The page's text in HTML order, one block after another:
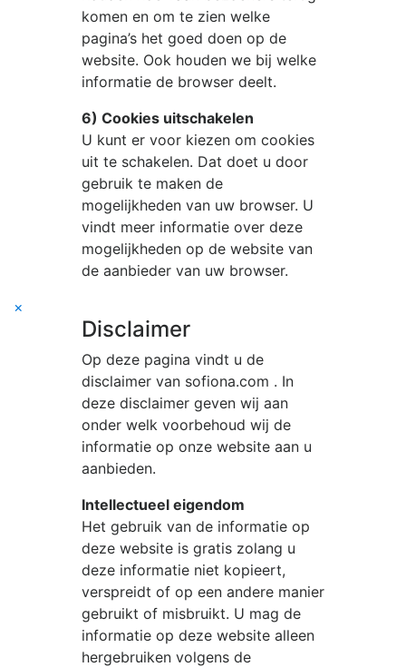
komen en om te zien welke
pagina’s het goed doen op de
website. Ook houden we bij welke
informatie de browser deelt.
6) Cookies uitschakelen
U kunt er voor kiezen om cookies
uit te schakelen. Dat doet u door
gebruik te maken de
mogelijkheden van uw browser. U
vindt meer informatie over deze
mogelijkheden op de website van
de aanbieder van uw browser.
×
Disclaimer
Op deze pagina vindt u de
disclaimer van sofiona.com . In
deze disclaimer geven wij aan
onder welk voorbehoud wij de
informatie op onze website aan u
aanbieden.
Intellectueel eigendom
Het gebruik van de informatie op
deze website is gratis zolang u
deze informatie niet kopieert,
verspreidt of op een andere manier
gebruikt of misbruikt. U mag de
informatie op deze website alleen
hergebruiken volgens de